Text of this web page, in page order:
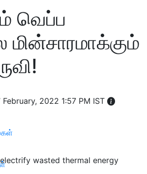
வெப்ப
February, 2022 1:57 PM IST
wasted thermal energy